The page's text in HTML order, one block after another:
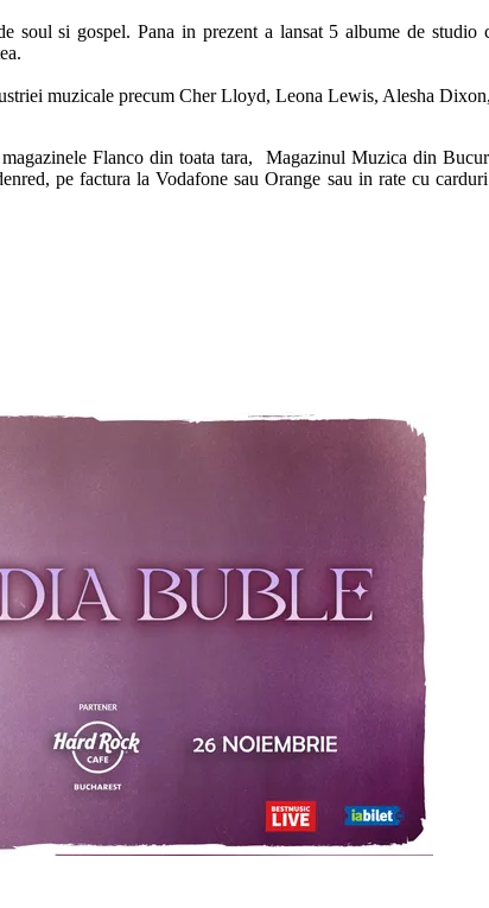
soul si gospel. Pana in prezent a lansat 5 albume de
muzicale precum Cher Lloyd, Leona Lewis, Alesha
Flanco din toata tara, Magazinul Muzica din
pe factura la Vodafone sau Orange sau in rate cu